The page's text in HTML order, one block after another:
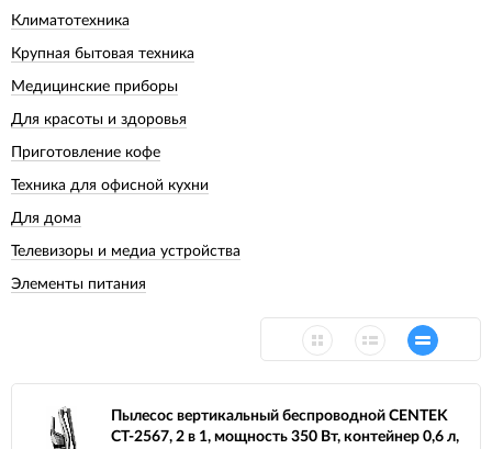
Климатотехника
Крупная бытовая техника
Медицинские приборы
Для красоты и здоровья
Приготовление кофе
Техника для офисной кухни
Для дома
Телевизоры и медиа устройства
Элементы питания
Пылесос вертикальный беспроводной CENTEK
CT-2567, 2 в 1, мощность 350 Вт, контейнер 0,6 л,